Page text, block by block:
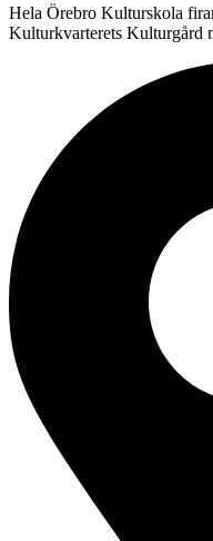
Hela Örebro Kulturskola
Kulturkvarterets Kulturgård